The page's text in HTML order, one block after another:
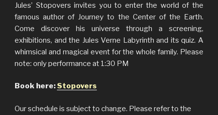
Jules’ Stopovers invites you to enter the world of the
famous author of Journey to the Center of the Earth.
Come discover his universe through a screening,
exhibitions, and the Jules Verne Labyrinth and its quiz. A
whimsical and magical event for the whole family. Please
note: only performance at 1:30 PM
Book here: Stopovers
Our schedule is subject to change. Please refer to the